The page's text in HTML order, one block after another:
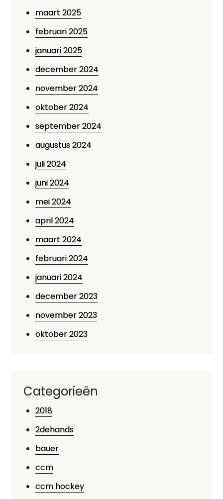
maart 2025
februari 2025
januari 2025
december 2024
november 2024
oktober 2024
september 2024
augustus 2024
juli 2024
juni 2024
mei 2024
april 2024
maart 2024
februari 2024
januari 2024
december 2023
november 2023
oktober 2023
Categorieën
2018
2dehands
bauer
ccm
ccm hockey